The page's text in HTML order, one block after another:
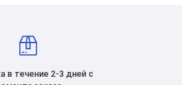
в течение 2-3 дней с